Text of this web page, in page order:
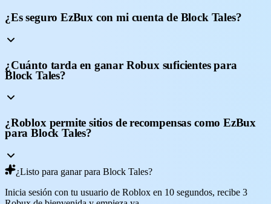
¿Es seguro EzBux con mi cuenta de Block Tales?
¿Cuánto tarda en ganar Robux suficientes para
Block Tales?
¿Roblox permite sitios de recompensas como EzBux
para Block Tales?
¿Listo para ganar para Block Tales?
Inicia sesión con tu usuario de Roblox en 10 segundos, recibe 3